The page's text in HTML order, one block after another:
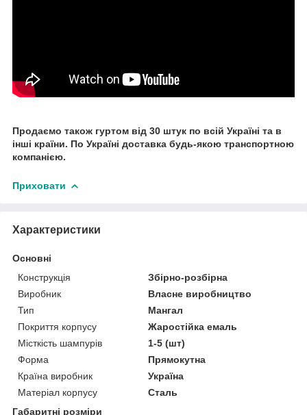
Продаємо також гуртом від 30 штук по всій Україні та в
інші країни. По Україні доставка будь-якою транспортною
компанією.
Приховати
Характеристики
Основні
Конструкція
Збірно-розбірна
Виробник
Власне виробництво
Тип
Мангал
Покриття корпусу
Жаростійка емаль
Місткість шампурів
1-5 (шт)
Форма
Прямокутна
Країна виробник
Україна
Матеріал корпусу
Сталь
Габаритні розміри